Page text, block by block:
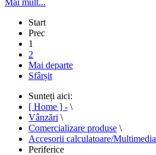
Start
Prec
1
2
Mai departe
Sfârșit
Sunteți aici:
[ Home ] - \
Vânzări \
Comercializare produse \
Accesorii calculatoare/Multimedia
Periferice